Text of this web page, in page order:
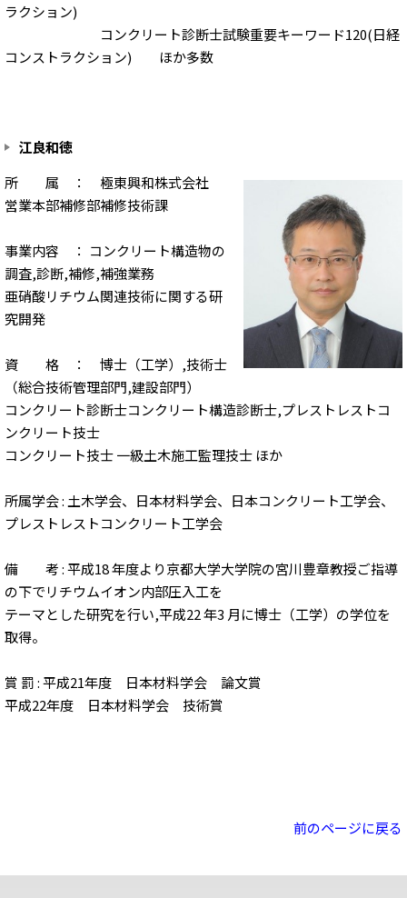
ラクション)
コンクリート診断士試験重要キーワード120(日経
コンストラクション) ほか多数
江良和徳
所 属 ： 極東興和株式会社
営業本部補修部補修技術課
事業内容 ： コンクリート構造物の
調査,診断,補修,補強業務
亜硝酸リチウム関連技術に関する研
究開発
資 格 ： 博士（工学）,技術士
（総合技術管理部門,建設部門）
コンクリート診断士コンクリート構造診断士,プレストレストコ
ンクリート技士
コンクリート技士 一級土木施工監理技士 ほか
所属学会 : 土木学会、日本材料学会、日本コンクリート工学会、
プレストレストコンクリート工学会
備 考 : 平成18 年度より京都大学大学院の宮川豊章教授ご指導
の下でリチウムイオン内部圧入工を
テーマとした研究を行い,平成22 年3 月に博士（工学）の学位を
取得。
賞 罰 : 平成21年度 日本材料学会 論文賞
平成22年度 日本材料学会 技術賞
前のページに戻る